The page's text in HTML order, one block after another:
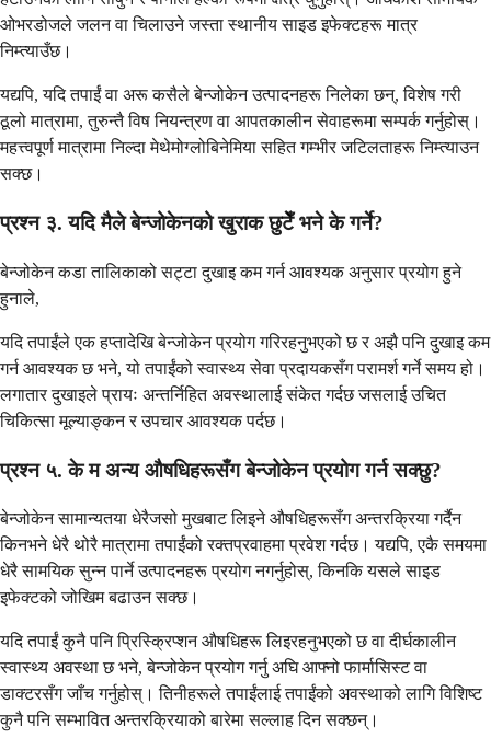
ओभरडोजले जलन वा चिलाउने जस्ता स्थानीय साइड इफेक्टहरू मात्र
निम्त्याउँछ।
यद्यपि, यदि तपाईं वा अरू कसैले बेन्जोकेन उत्पादनहरू निलेका छन्, विशेष गरी
ठूलो मात्रामा, तुरुन्तै विष नियन्त्रण वा आपतकालीन सेवाहरूमा सम्पर्क गर्नुहोस्।
महत्त्वपूर्ण मात्रामा निल्दा मेथेमोग्लोबिनेमिया सहित गम्भीर जटिलताहरू निम्त्याउन
सक्छ।
प्रश्न ३. यदि मैले बेन्जोकेनको खुराक छुटेँ भने के गर्ने?
बेन्जोकेन कडा तालिकाको सट्टा दुखाइ कम गर्न आवश्यक अनुसार प्रयोग हुने
हुनाले,
यदि तपाईंले एक हप्तादेखि बेन्जोकेन प्रयोग गरिरहनुभएको छ र अझै पनि दुखाइ कम
गर्न आवश्यक छ भने, यो तपाईंको स्वास्थ्य सेवा प्रदायकसँग परामर्श गर्ने समय हो।
लगातार दुखाइले प्रायः अन्तर्निहित अवस्थालाई संकेत गर्दछ जसलाई उचित
चिकित्सा मूल्याङ्कन र उपचार आवश्यक पर्दछ।
प्रश्न ५. के म अन्य औषधिहरूसँग बेन्जोकेन प्रयोग गर्न सक्छु?
बेन्जोकेन सामान्यतया धेरैजसो मुखबाट लिइने औषधिहरूसँग अन्तरक्रिया गर्दैन
किनभने धेरै थोरै मात्रामा तपाईंको रक्तप्रवाहमा प्रवेश गर्दछ। यद्यपि, एकै समयमा
धेरै सामयिक सुन्न पार्ने उत्पादनहरू प्रयोग नगर्नुहोस्, किनकि यसले साइड
इफेक्टको जोखिम बढाउन सक्छ।
यदि तपाईं कुनै पनि प्रिस्क्रिप्शन औषधिहरू लिइरहनुभएको छ वा दीर्घकालीन
स्वास्थ्य अवस्था छ भने, बेन्जोकेन प्रयोग गर्नु अघि आफ्नो फार्मासिस्ट वा
डाक्टरसँग जाँच गर्नुहोस्। तिनीहरूले तपाईंलाई तपाईंको अवस्थाको लागि विशिष्ट
कुनै पनि सम्भावित अन्तरक्रियाको बारेमा सल्लाह दिन सक्छन्।